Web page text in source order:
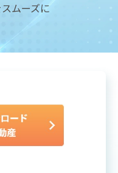
覧
ムーズに